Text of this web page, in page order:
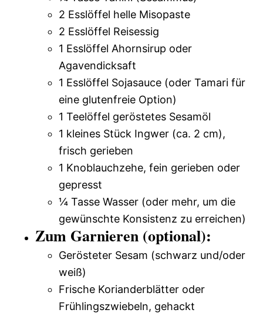
2 Esslöffel helle Misopaste
2 Esslöffel Reisessig
1 Esslöffel Ahornsirup oder
Agavendicksaft
1 Esslöffel Sojasauce (oder Tamari für
eine glutenfreie Option)
1 Teelöffel geröstetes Sesamöl
1 kleines Stück Ingwer (ca. 2 cm),
frisch gerieben
1 Knoblauchzehe, fein gerieben oder
gepresst
¼ Tasse Wasser (oder mehr, um die
gewünschte Konsistenz zu erreichen)
Zum Garnieren (optional):
Gerösteter Sesam (schwarz und/oder
weiß)
Frische Korianderblätter oder
Frühlingszwiebeln, gehackt